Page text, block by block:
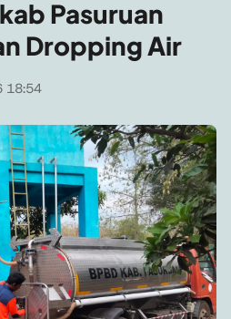
Pasuruan
Dropping Air
18:54